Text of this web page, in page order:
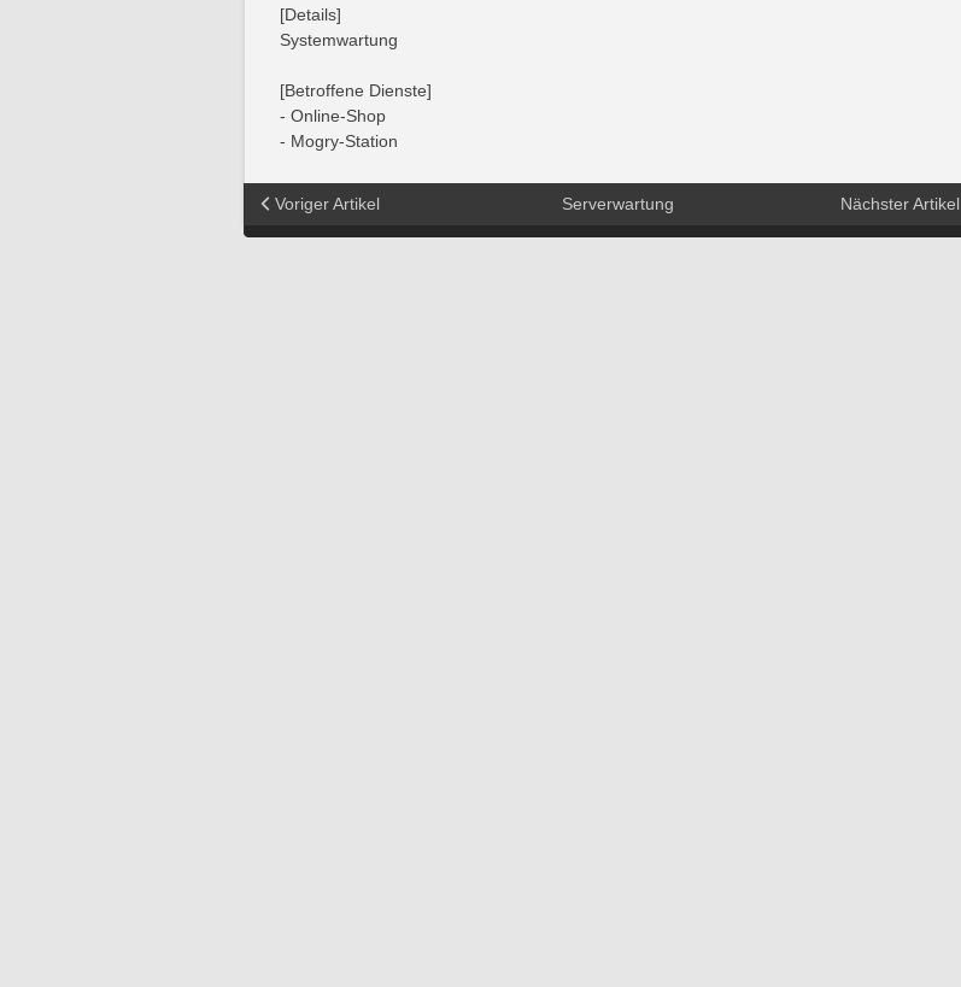
[Details]
Systemwartung
[Betroffene Dienste]
- Online-Shop
- Mogry-Station
Voriger Artikel Serverwartung Nächster Artikel